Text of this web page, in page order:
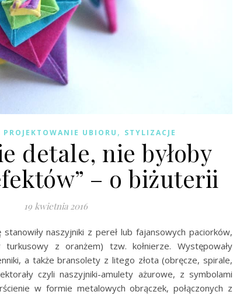
PROJEKTOWANIE UBIORU , STYLIZACJE
detale, nie byłoby
– o biżuterii
19 kwietnia 2016
naszyjniki z pereł lub fajansowych paciorków,
z oranżem) tzw. kołnierze. Występowały
a także bransolety z litego złota (obręcze, spirale,
czyli naszyjniki-amulety ażurowe, z symbolami
w formie metalowych obrączek, połączonych z